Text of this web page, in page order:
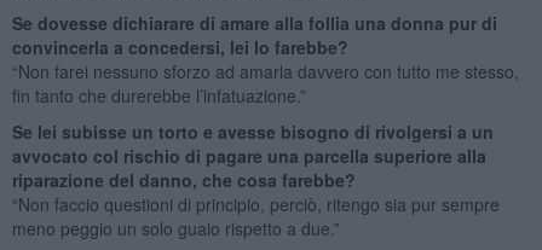
Se dovesse dichiarare di amare alla follia una donna pur di
convincerla a concedersi, lei lo farebbe?
“Non farei nessuno sforzo ad amarla davvero con tutto me stesso,
fin tanto che durerebbe l’infatuazione.”
Se lei subisse un torto e avesse bisogno di rivolgersi a un
avvocato col rischio di pagare una parcella superiore alla
riparazione del danno, che cosa farebbe?
“Non faccio questioni di principio, perciò, ritengo sia pur sempre
meno peggio un solo guaio rispetto a due.”